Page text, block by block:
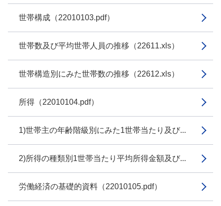
世帯構成（22010103.pdf）
世帯数及び平均世帯人員の推移（22611.xls）
世帯構造別にみた世帯数の推移（22612.xls）
所得（22010104.pdf）
1)世帯主の年齢階級別にみた1世帯当たり及び...
2)所得の種類別1世帯当たり平均所得金額及び...
労働経済の基礎的資料（22010105.pdf）